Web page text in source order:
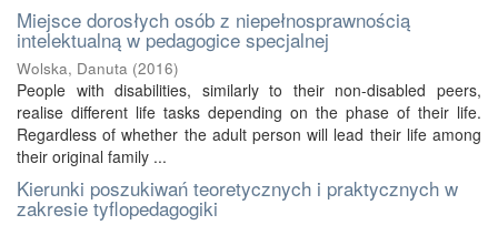
Miejsce dorosłych osób z niepełnosprawnością
intelektualną w pedagogice specjalnej
Wolska, Danuta (2016)
People with disabilities, similarly to their non-disabled peers,
realise different life tasks depending on the phase of their life.
Regardless of whether the adult person will lead their life among
their original family ...
Kierunki poszukiwań teoretycznych i praktycznych w
zakresie tyflopedagogiki